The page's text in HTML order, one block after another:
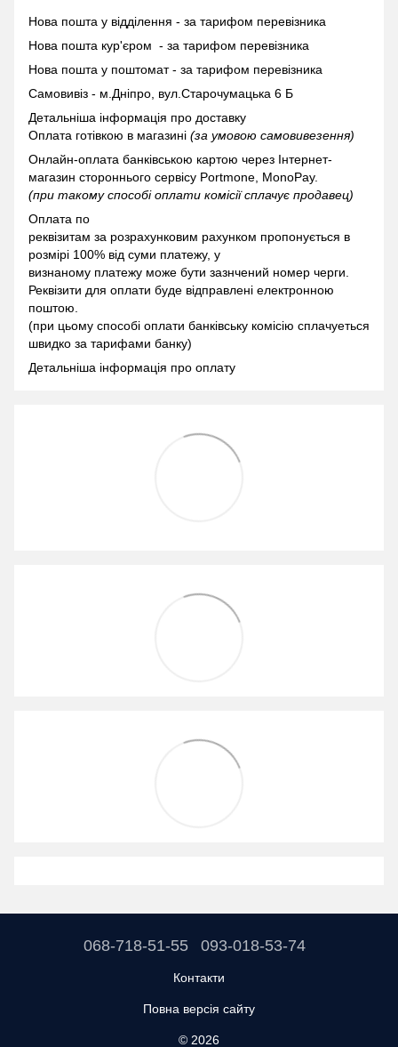
Нова пошта у відділення - за тарифом перевізника
Нова пошта кур'єром - за тарифом перевізника
Нова пошта у поштомат - за тарифом перевізника
Самовивіз - м.Дніпро, вул.Старочумацька 6 Б
Детальніша інформація про доставку
Оплата готівкою в магазині (за умовою самовивезення)
Онлайн-оплата банківською картою через Інтернет-
магазин стороннього сервісу Portmone, MonoPay.
(при такому способі оплати комісії сплачує продавец)
Оплата по
реквізитам за розрахунковим рахунком пропонується в
розмірі 100% від суми платежу, у
визнаному платежу може бути зазнчений номер черги.
Реквізити для оплати буде відправлені електронною
поштою.
(при цьому способі оплати банківську комісію сплачуеться
швидко за тарифами банку)
Детальніша інформація про оплату
068-718-51-55 093-018-53-74
Контакти
Повна версія сайту
© 2026